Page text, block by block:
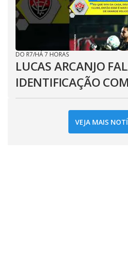
DO R7/HÁ 7 HORAS
LUCAS ARCANJO
IDENTIFICAÇÃO
VEJA MAIS